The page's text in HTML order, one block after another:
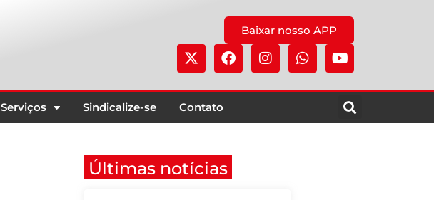
Baixar nosso APP
Serviços Sindicalize-se Contato
Últimas notícias